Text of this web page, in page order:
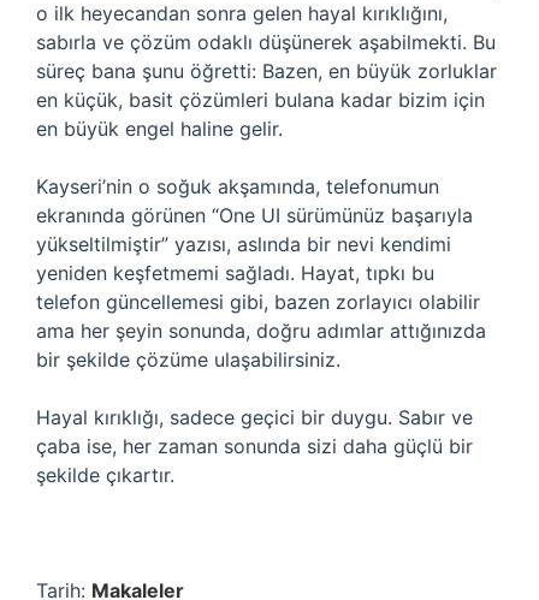
o ilk heyecandan sonra gelen hayal kırıklığını,
sabırla ve çözüm odaklı düşünerek aşabilmekti. Bu
süreç bana şunu öğretti: Bazen, en büyük zorluklar
en küçük, basit çözümleri bulana kadar bizim için
en büyük engel haline gelir.
Kayseri’nin o soğuk akşamında, telefonumun
ekranında görünen “One UI sürümünüz başarıyla
yükseltilmiştir” yazısı, aslında bir nevi kendimi
yeniden keşfetmemi sağladı. Hayat, tıpkı bu
telefon güncellemesi gibi, bazen zorlayıcı olabilir
ama her şeyin sonunda, doğru adımlar attığınızda
bir şekilde çözüme ulaşabilirsiniz.
Hayal kırıklığı, sadece geçici bir duygu. Sabır ve
çaba ise, her zaman sonunda sizi daha güçlü bir
şekilde çıkartır.
Tarih: Makaleler